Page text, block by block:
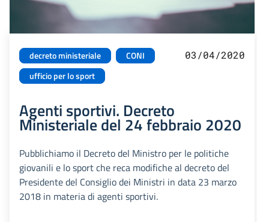
decreto ministeriale
CONI
ufficio per lo sport
03/04/2020
Agenti sportivi. Decreto
Ministeriale del 24 febbraio 2020
Pubblichiamo il Decreto del Ministro per le politiche
giovanili e lo sport che reca modifiche al decreto del
Presidente del Consiglio dei Ministri in data 23 marzo
2018 in materia di agenti sportivi.